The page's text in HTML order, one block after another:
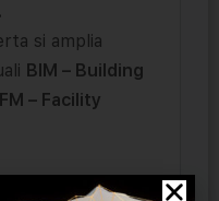
si amplia
BIM – Building
– Facility
ideale per